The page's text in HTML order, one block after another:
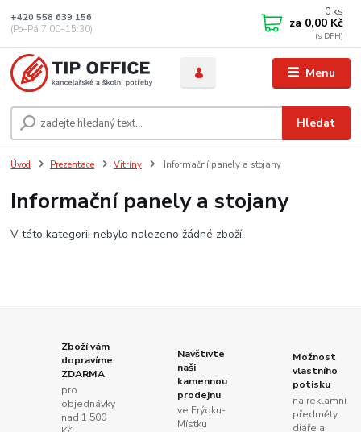
Menu
Hledat
+420 558 639 156
(Po–Pá 7:00–15:30)
0 ks
za 0,00 Kč
Úvod Prezentace Vitríny Informační panely a stojany
Informační panely a stojany
V této kategorii nebylo nalezeno žádné zboží.
Zboží vám
dopravíme
ZDARMA
pro
objednávky
nad 1 500
Navštivte
naši
kamennou
prodejnu
ve Frýdku-
Místku
Možnost
vlastního
potisku
na reklamní
předměty,
diáře a